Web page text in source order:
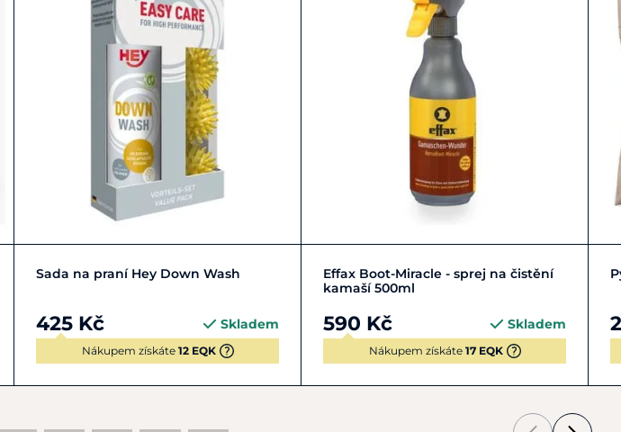
Do košíku
Sada na praní Hey Down Wash
425 Kč Skladem
Nákupem získáte 12 EQK
Do košíku
Effax Boot-Miracle - sprej na čistění
kamaší 500ml
590 Kč Skladem
Nákupem získáte 17 EQK